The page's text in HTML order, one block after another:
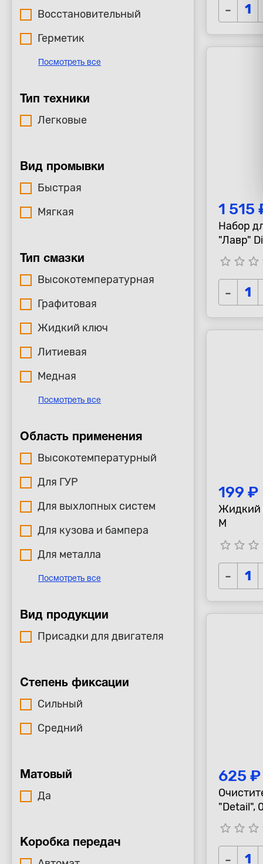
Восстановительный
Герметик
Посмотреть все
Тип техники
Легковые
Вид промывки
Быстрая
Мягкая
Тип смазки
Высокотемпературная
Графитовая
Жидкий ключ
Литиевая
Медная
Посмотреть все
Область применения
Высокотемпературный
Для ГУР
Для выхлопных систем
Для кузова и бампера
Для металла
Посмотреть все
Вид продукции
Присадки для двигателя
Степень фиксации
Сильный
Средний
Матовый
Да
Коробка передач
-
1 515
Набор
"Лавр"
star_border star_border star_border
-
199 ₽
Жидкий
М
star_border star_border star_border
-
625 ₽
star_border star_border star_border
-